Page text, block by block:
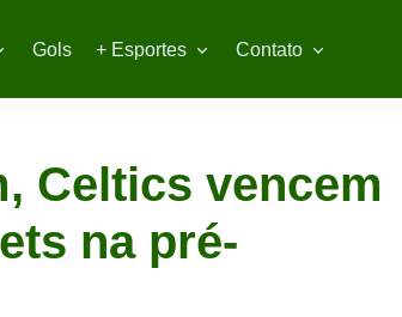
Gols + Esportes Contato
Celtics vencem
na pré-